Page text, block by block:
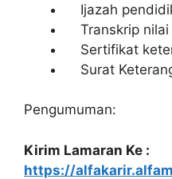
Ijazah
Transkrip nilai
Sertifikat
Surat
Pengumuman:
Kirim Lamaran Ke :
https://